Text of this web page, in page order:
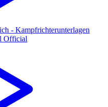
- Kampfrichterunterlagen
Official